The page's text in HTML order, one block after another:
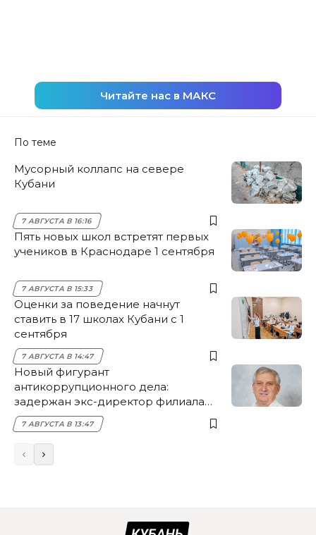
Читайте нас в МАКС
По теме
Мусорный коллапс на севере
Кубани
7 АВГУСТА В 16:16
Пять новых школ встретят первых
учеников в Краснодаре 1 сентября
7 АВГУСТА В 15:33
Оценки за поведение начнут
ставить в 17 школах Кубани с 1
сентября
7 АВГУСТА В 14:47
Новый фигурант
антикоррупционного дела:
задержан экс-директор филиала
НЭСК Крымска
7 АВГУСТА В 13:47